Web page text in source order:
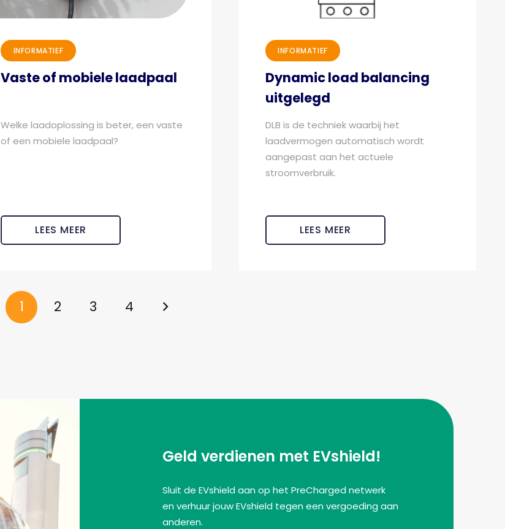
INFORMATIEF
Vaste of mobiele laadpaal
Welke laadoplossing is beter, een vaste
of een mobiele laadpaal?
LEES MEER
INFORMATIEF
Dynamic load balancing
uitgelegd
DLB is de techniek waarbij het
laadvermogen automatisch wordt
aangepast aan het actuele
stroomverbruik.
LEES MEER
1 2 3 4
Geld verdienen met EVshield!
Sluit de EVshield aan op het PreCharged netwerk
en verhuur jouw EVshield tegen een vergoeding aan
anderen.